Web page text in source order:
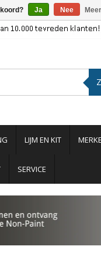
LIJM EN KIT
SERVICE
Ja Nee